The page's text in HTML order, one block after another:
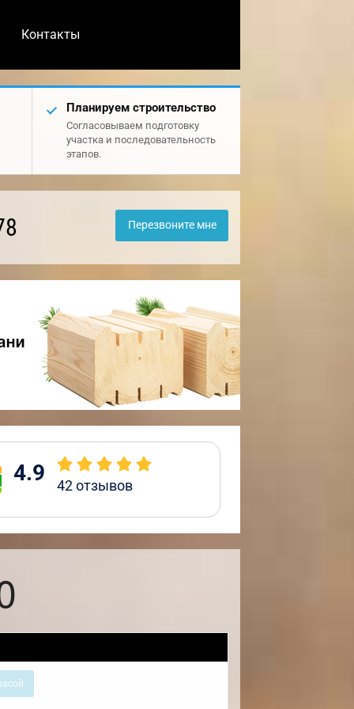
Контакты
Планируем строительство
Согласовываем подготовку
участка и последовательность
этапов.
Перезвоните мне
4.9 42отзывов